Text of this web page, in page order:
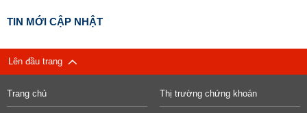
TIN MỚI CẬP NHẬT
Lên đầu trang
Trang chủ Thị trường chứng khoán